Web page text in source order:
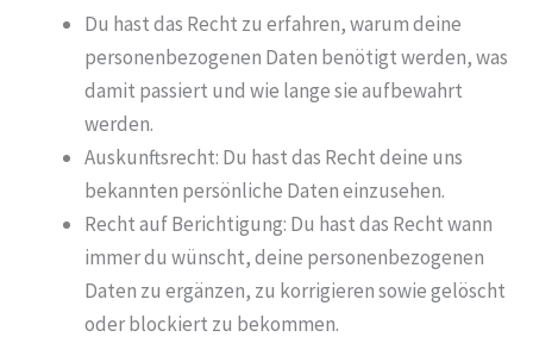
Du hast das Recht zu erfahren, warum deine
personenbezogenen Daten benötigt werden, was
damit passiert und wie lange sie aufbewahrt
werden.
Auskunftsrecht: Du hast das Recht deine uns
bekannten persönliche Daten einzusehen.
Recht auf Berichtigung: Du hast das Recht wann
immer du wünscht, deine personenbezogenen
Daten zu ergänzen, zu korrigieren sowie gelöscht
oder blockiert zu bekommen.